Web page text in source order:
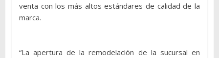
venta con los más altos estándares de calidad de la
marca.
“La apertura de la remodelación de la sucursal en